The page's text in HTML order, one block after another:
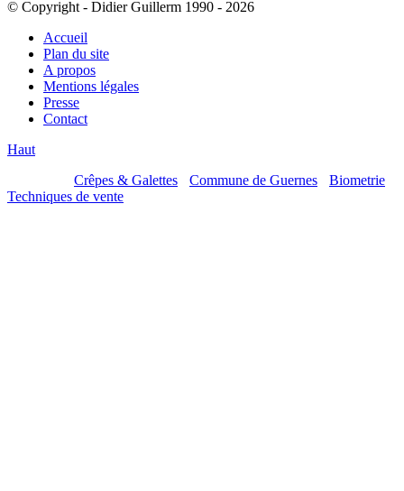
© Copyright - Didier Guillerm 1990 - 2026
Accueil
Plan du site
A propos
Mentions légales
Presse
Contact
Haut
Crêpes & Galettes Commune de Guernes Biometrie
Techniques de vente